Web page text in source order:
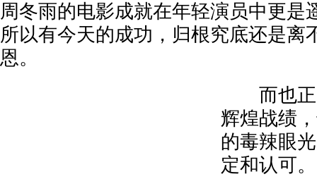
周冬雨的电影成就在年轻演员中更是
所以有今天的成功，归根究底还是离
恩。
而也正
辉煌战绩
的毒辣眼
定和认可。